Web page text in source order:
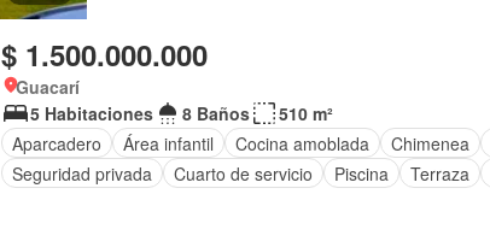
$ 1.500.000.000
Guacarí
5 Habitaciones
8 Baños
510 m²
Aparcadero
Área infantil Cocina amoblada Chimenea
Seguridad privada
Cuarto de servicio Piscina Terraza